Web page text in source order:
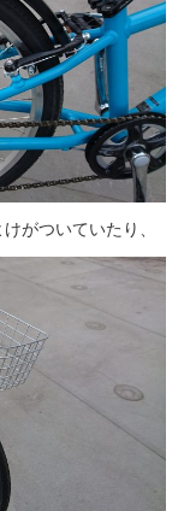
がついていたり、